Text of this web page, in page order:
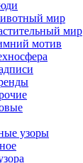
мир
мир
мотив
узоры